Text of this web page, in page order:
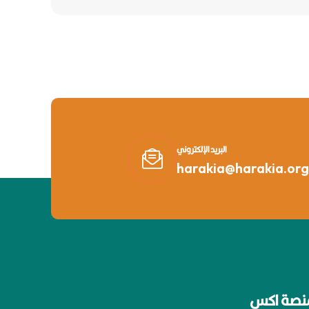
البريد الإلكتروني
اكس